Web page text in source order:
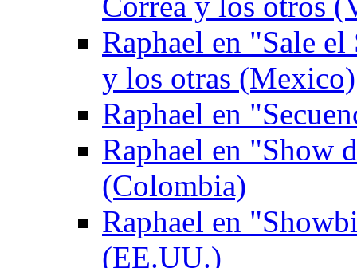
Raphael en "Sale
y los otras (Mexico)
Raphael en
Raphael en "Show
(Colombia)
Raphael en
(EE.UU.)